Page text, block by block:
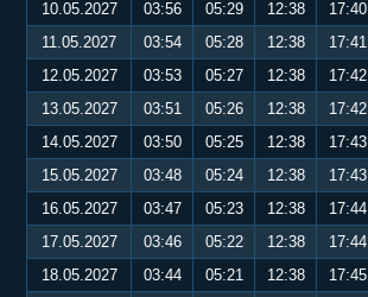
10.05.2027
03:56 05:29 12:38 17:40
11.05.2027
03:54 05:28 12:38 17:41
12.05.2027
03:53 05:27 12:38 17:42
13.05.2027
03:51 05:26 12:38 17:42
14.05.2027
03:50 05:25 12:38 17:43
15.05.2027
03:48 05:24 12:38 17:43
16.05.2027
03:47 05:23 12:38 17:44
17.05.2027
03:46 05:22 12:38 17:44
18.05.2027
03:44 05:21 12:38 17:45